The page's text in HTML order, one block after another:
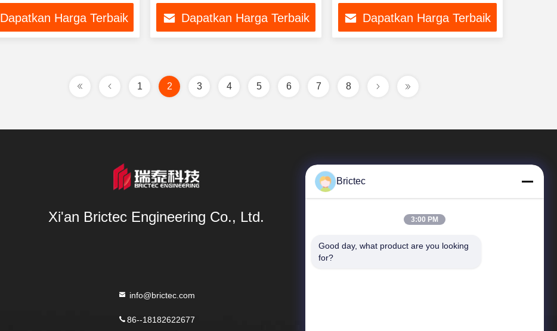
Dapatkan Harga Terbaik Dapatkan Harga Terbaik Dapatkan Harga Terbaik
1 2 3 4 5 6 7 8
Xi'an Brictec Engineering Co., Ltd.
info@brictec.com
86--18182622677
Tautan Cepat
Brictec
3:00 PM
Good day, what product are you looking
for?